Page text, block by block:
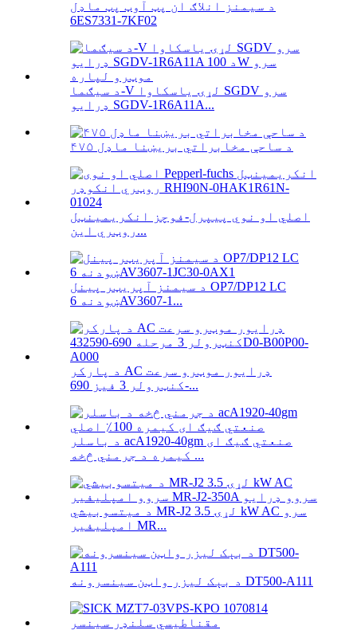
د سیمنز انلاګ ان پټ آوټ پټ ماډل
6ES7331-7KF02
د سیګما-V لړۍ یاسکاوا SGDV سرو
ډرایو SGDV-1R6A11A...
۴۷۵ د ساحې مخابراتي بریښنا ماډل
اصلي او نوي پیپرل-فوچز انکریمینټل
روټري این...
د سیمنز آپریټر پینل OP7/DP12 LC
ښودنه 6AV3607-1...
د پارکر AC ډرایور موټرو سرعت
کنټرولر 3 فیز 690-...
د باسلر acA1920-40gm صنعتي ګیګ ای
کیمره د جرمني څخه ...
د میتسوبیشي MR-J2 لړۍ 3.5 kW AC سرو
امپلیفیر MR...
د بېک لیزر واټن سینسرونه DT500-A111